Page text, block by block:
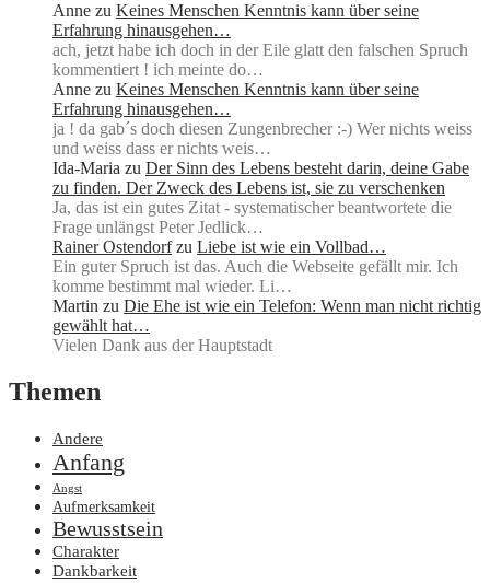
Anne zu Keines Menschen Kenntnis kann über seine
Erfahrung hinausgehen…
ach, jetzt habe ich doch in der Eile glatt den falschen Spruch
kommentiert ! ich meinte do…
Anne zu Keines Menschen Kenntnis kann über seine
Erfahrung hinausgehen…
ja ! da gab´s doch diesen Zungenbrecher :-) Wer nichts weiss
und weiss dass er nichts weis…
Ida-Maria zu Der Sinn des Lebens besteht darin, deine Gabe
zu finden. Der Zweck des Lebens ist, sie zu verschenken
Ja, das ist ein gutes Zitat - systematischer beantwortete die
Frage unlängst Peter Jedlick…
Rainer Ostendorf zu Liebe ist wie ein Vollbad…
Ein guter Spruch ist das. Auch die Webseite gefällt mir. Ich
komme bestimmt mal wieder. Li…
Martin zu Die Ehe ist wie ein Telefon: Wenn man nicht richtig
gewählt hat…
Vielen Dank aus der Hauptstadt
Themen
Andere
Anfang
Angst
Aufmerksamkeit
Bewusstsein
Charakter
Dankbarkeit